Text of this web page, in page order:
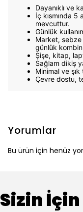
Dayanıklı ve
İç kısmında 5
mevcuttur.
Günlük
Market, sebze
günlük
Şişe, kitap,
Sağlam dikiş
Minimal ve şık
Çevre dostu,
Yorumlar
Bu ürün için henüz
Sizin